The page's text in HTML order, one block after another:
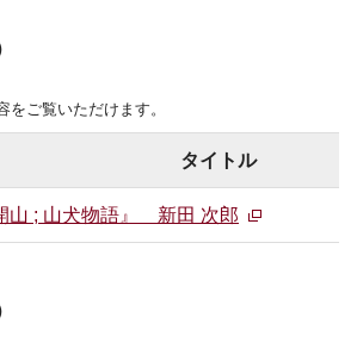
ご覧いただけます。
タイトル
山 ; 山犬物語』 新田 次郎